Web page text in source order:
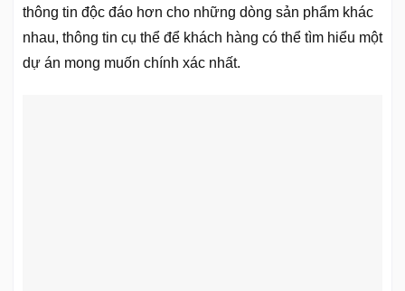
thông tin độc đáo hơn cho những dòng sản phẩm khác
nhau, thông tin cụ thể để khách hàng có thể tìm hiểu một
dự án mong muốn chính xác nhất.